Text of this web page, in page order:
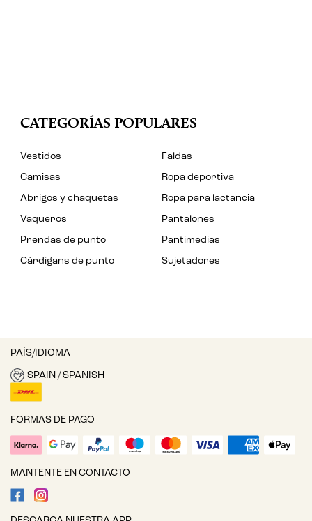
CATEGORÍAS POPULARES
Vestidos
Faldas
Camisas
Ropa deportiva
Abrigos y chaquetas
Ropa para lactancia
Vaqueros
Pantalones
Prendas de punto
Pantimedias
Cárdigans de punto
Sujetadores
PAÍS/IDIOMA
SPAIN / SPANISH
FORMAS DE PAGO
MANTENTE EN CONTACTO